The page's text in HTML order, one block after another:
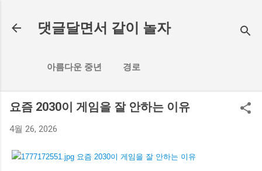
댓글달면서 같이 놀자
아름다운 중년 경로
요즘 2030이 게임을 잘 안하는 이유
4월 26, 2026